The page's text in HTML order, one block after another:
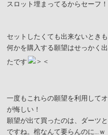
スロット埋まってるからセーフ
セットしたくても出来ないときも
何かを購入する願望はせっかく
たです
一度もこれらの願望を利用して
が悔しい！
願望が出て買ったのは、ダーツ
ですね。棺なんて要らんのに…ｗ